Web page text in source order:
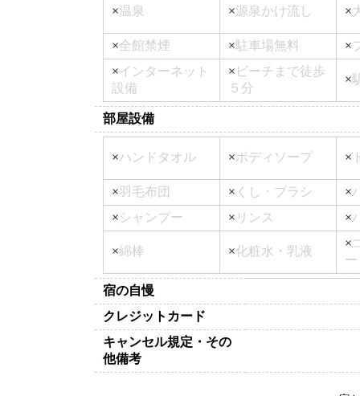
×温泉 ×源泉かけ流し ×
×全館禁煙 ×駐車場無料 ×
×インターネット
設備
× ビーチまで徒歩
５分
×
部屋設備
×ハンドタオル ×ボディソープ ×
×羽毛布団 × くし・ブラシ ×
×シャンプー × リンス ×
×綿棒 ×化粧水・乳液
×
ー
宿の自慢
クレジットカード
キャンセル規定・その
他備考